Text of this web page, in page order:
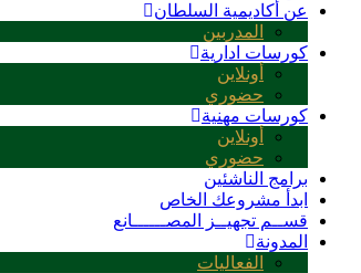
عن أكاديمية السلطان
المدربين
كورسات ادارية
أونلاين
حضوري
كورسات مهنية
أونلاين
حضوري
برامج الناشئين
ابدأ مشروعك الخاص
قســم تجهيــز المصــــــانع
المدونة
الفعاليات